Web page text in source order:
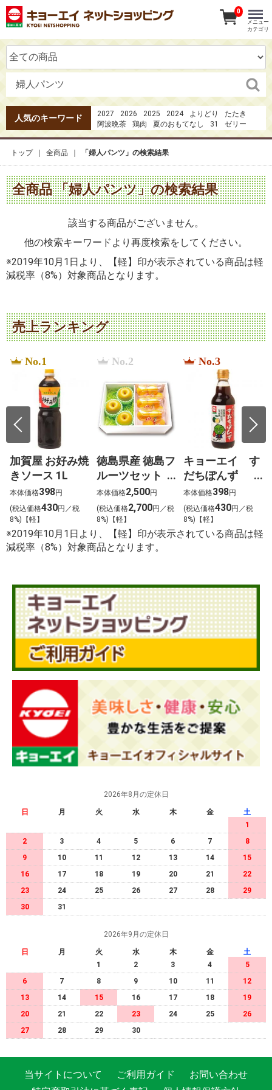
人気のキーワード 2027 2026 2025 2024 よりどり
たたき
阿波晩茶
鶏肉 夏のおもてなし 31
ゼリー
ガーナ
みかん 果実の恋
0
メニュー
カテゴリ
トップ 全商品 「婦人パンツ」の検索結果
全商品 「婦人パンツ」の検索結果
該当する商品がございません。
他の検索キーワードより再度検索をしてください。
※2019年10月1日より、【軽】印が表示されている商品は軽
減税率（8%）対象商品となります。
売上ランキング
No.1
加賀屋 お好み焼
きソース 1L
本体価格398円
(税込価格430円／税
8%)【軽】
No.2
徳島県産 徳島フ
ルーツセット
恵（めぐみ）
本体価格2,500円
(税込価格2,700円／税
8%)【軽】
No.3
キョーエイ す
だちぽんず
360ml
本体価格398円
(税込価格430円／税
8%)【軽】
※2019年10月1日より、【軽】印が表示されている商品は軽
減税率（8%）対象商品となります。
2026年8月の定休日
日 月 火 水 木 金
土
1
2
3 4 5 6 7
8
9
10 11 12 13 14
15
16
17 18 19 20 21
22
23
24 25 26 27 28
29
30
31
2026年9月の定休日
日 月 火 水 木 金
土
1
2 3 4
5
6
7 8 9 10 11
12
13
14 15 16 17 18
19
20
21 22 23 24 25
26
27
28 29 30
当サイトについて ご利用ガイド
お問い合わせ